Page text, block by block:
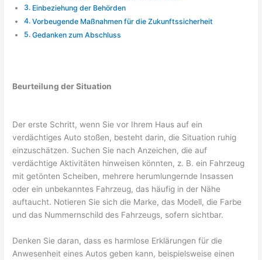
Einbeziehung der Behörden
Vorbeugende Maßnahmen für die Zukunftssicherheit
Gedanken zum Abschluss
Beurteilung der Situation
Der erste Schritt, wenn Sie vor Ihrem Haus auf ein
verdächtiges Auto stoßen, besteht darin, die Situation ruhig
einzuschätzen. Suchen Sie nach Anzeichen, die auf
verdächtige Aktivitäten hinweisen könnten, z. B. ein Fahrzeug
mit getönten Scheiben, mehrere herumlungernde Insassen
oder ein unbekanntes Fahrzeug, das häufig in der Nähe
auftaucht. Notieren Sie sich die Marke, das Modell, die Farbe
und das Nummernschild des Fahrzeugs, sofern sichtbar.
Denken Sie daran, dass es harmlose Erklärungen für die
Anwesenheit eines Autos geben kann, beispielsweise einen